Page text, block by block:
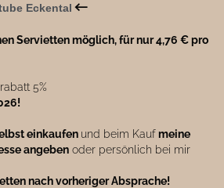
Eckental ←
Servietten möglich, für nur 4,76 € pro
5%
einkaufen und beim Kaufmeine
angeben oder persönlich bei mir
nach vorheriger Absprache!